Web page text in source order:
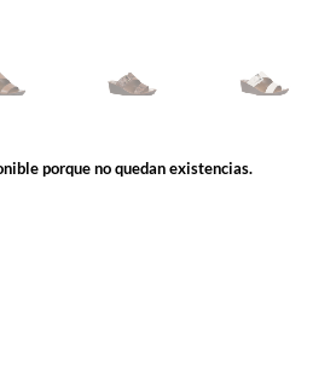
porque no quedan existencias.